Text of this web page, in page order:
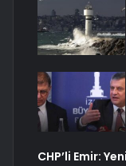
CHP’li Emir: